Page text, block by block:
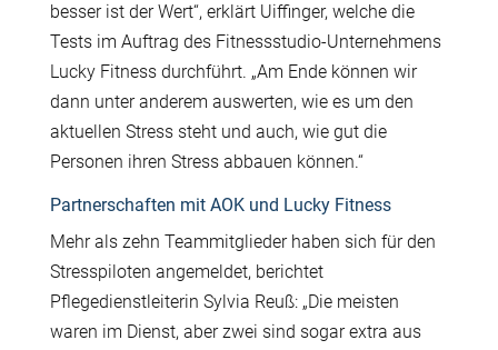
besser ist der Wert“, erklärt Uiffinger, welche die
Tests im Auftrag des Fitnessstudio-Unternehmens
Lucky Fitness durchführt. „Am Ende können wir
dann unter anderem auswerten, wie es um den
aktuellen Stress steht und auch, wie gut die
Personen ihren Stress abbauen können.“
Partnerschaften mit AOK und Lucky Fitness
Mehr als zehn Teammitglieder haben sich für den
Stresspiloten angemeldet, berichtet
Pflegedienstleiterin Sylvia Reuß: „Die meisten
waren im Dienst, aber zwei sind sogar extra aus